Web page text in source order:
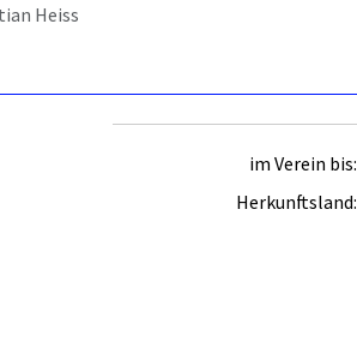
Heiss
im Verein bis:
Herkunftsland: